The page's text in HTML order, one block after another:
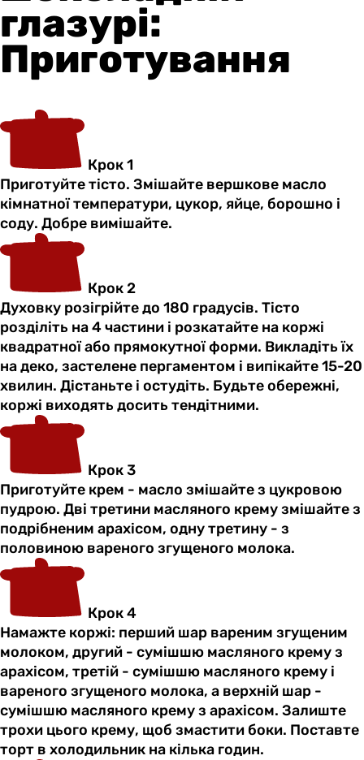
глазурі:
Приготування
Крок 1
Приготуйте тісто. Змішайте вершкове масло
кімнатної температури, цукор, яйце, борошно і
соду. Добре вимішайте.
Крок 2
Духовку розігрійте до 180 градусів. Тісто
розділіть на 4 частини і розкатайте на коржі
квадратної або прямокутної форми. Викладіть їх
на деко, застелене пергаментом і випікайте 15-20
хвилин. Дістаньте і остудіть. Будьте обережні,
коржі виходять досить тендітними.
Крок 3
Приготуйте крем - масло змішайте з цукровою
пудрою. Дві третини масляного крему змішайте з
подрібненим арахісом, одну третину - з
половиною вареного згущеного молока.
Крок 4
Намажте коржі: перший шар вареним згущеним
молоком, другий - сумішшю масляного крему з
арахісом, третій - сумішшю масляного крему і
вареного згущеного молока, а верхній шар -
сумішшю масляного крему з арахісом. Залиште
трохи цього крему, щоб змастити боки. Поставте
торт в холодильник на кілька годин.